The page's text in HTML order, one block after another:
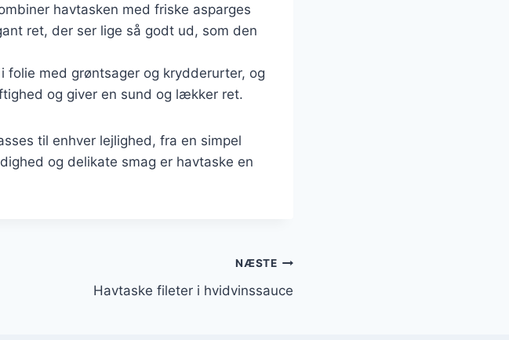
havtasken med friske asparges
ret, der ser lige så godt ud, som den
folie med grøntsager og krydderurter, og
og giver en sund og lækker ret.
til enhver lejlighed, fra en simpel
og delikate smag er havtaske en
NÆSTE
Havtaske fileter i hvidvinssauce